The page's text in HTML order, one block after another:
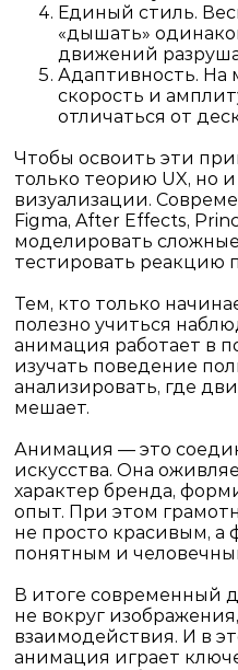
Единый стиль.
«дышать»
движений
Адаптивность. На
скорость и
отличаться от
Чтобы освоить эти
только теорию UX, но
визуализации.
Figma, After Effects,
моделировать
тестировать реакцию
Тем, кто только
полезно учиться
анимация работает в
изучать поведение
анализировать, где
мешает.
Анимация — это
искусства. Она
характер бренда,
опыт. При этом
не просто красивым, а
понятным и
В итоге современный
не вокруг
взаимодействия. И в
анимация играет